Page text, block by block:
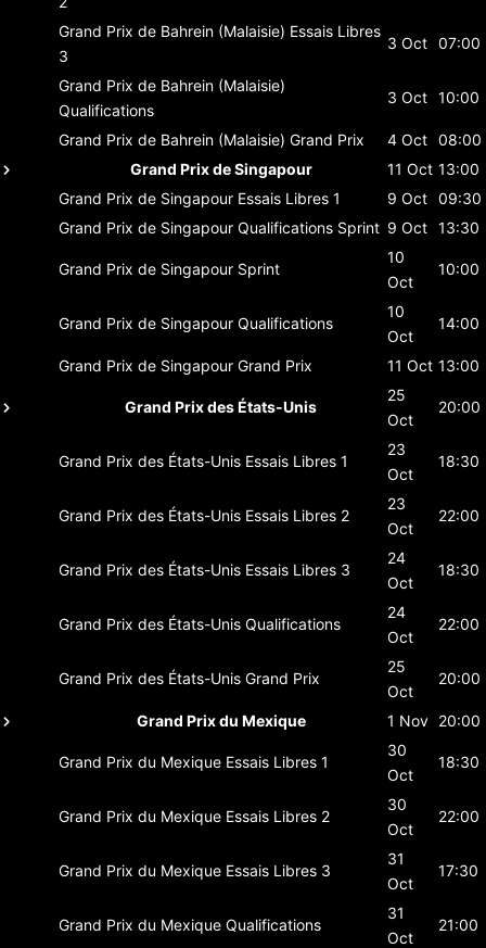
Grand Prix de Bahrein (Malaisie) Essais Libres
3
3 Oct 07:00
Grand Prix de Bahrein (Malaisie)
Qualifications
3 Oct 10:00
Grand Prix de Bahrein (Malaisie) Grand Prix 4 Oct 08:00
Grand Prix de Singapour
11 Oct 13:00
Grand Prix de Singapour Essais Libres 1 9 Oct 09:30
Grand Prix de Singapour Qualifications Sprint 9 Oct 13:30
Grand Prix de Singapour Sprint
10
Oct
10:00
Grand Prix de Singapour Qualifications
10
Oct
14:00
Grand Prix de Singapour Grand Prix 11 Oct 13:00
Grand Prix des États-Unis
25
Oct
20:00
Grand Prix des États-Unis Essais Libres 1
23
Oct
18:30
Grand Prix des États-Unis Essais Libres 2
23
Oct
22:00
Grand Prix des États-Unis Essais Libres 3
24
Oct
18:30
Grand Prix des États-Unis Qualifications
24
Oct
22:00
Grand Prix des États-Unis Grand Prix
25
Oct
20:00
Grand Prix du Mexique 1 Nov 20:00
Grand Prix du Mexique Essais Libres 1
30
Oct
18:30
Grand Prix du Mexique Essais Libres 2
30
Oct
22:00
Grand Prix du Mexique Essais Libres 3
31
Oct
17:30
Grand Prix du Mexique Qualifications
31
Oct
21:00